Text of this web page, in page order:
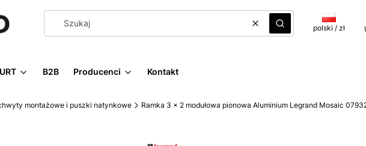
WyczyśćSzukaj polski / zł
B2B Producenci Kontakt
montażowe i puszki natynkowe Ramka 3 x 2 modułowa pionowa Aluminium Legrand Mosaic